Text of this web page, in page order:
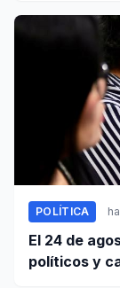
POLÍTICA
El 24 de
políticos y